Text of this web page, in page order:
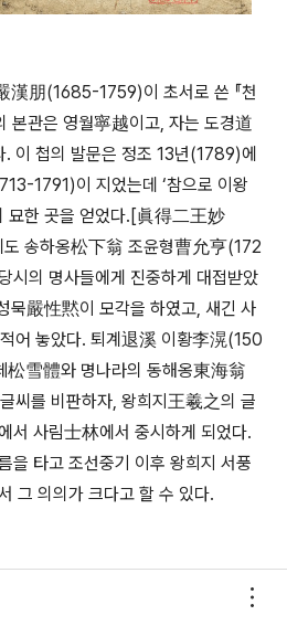
漢朋(1685-1759)이 초서로 쓴 『천
본관은 영월寧越이고, 자는 도경道
이 첩의 발문은 정조 13년(1789)에
1791)이 지었는데 ‘참으로 이왕
한 곳을 얻었다.[眞得二王妙
도 송하옹松下翁 조윤형曹允亨(172
시의 명사들에게 진중하게 대접받았
묵嚴性黙이 모각을 하였고, 새긴 사
어 놓았다. 퇴계退溪 이황李滉(150
松雪體와 명나라의 동해옹東海翁
를 비판하자, 왕희지王羲之의 글
서 사림士林에서 중시하게 되었다.
을 타고 조선중기 이후 왕희지 서풍
그 의의가 크다고 할 수 있다.